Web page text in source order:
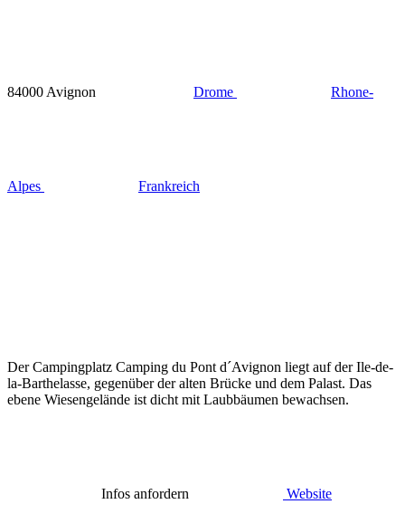
84000 Avignon Drome Rhone-
Alpes Frankreich
Der Campingplatz Camping du Pont d´Avignon liegt auf der Ile-de-
la-Barthelasse, gegenüber der alten Brücke und dem Palast. Das
ebene Wiesengelände ist dicht mit Laubbäumen bewachsen.
Infos anfordern Website